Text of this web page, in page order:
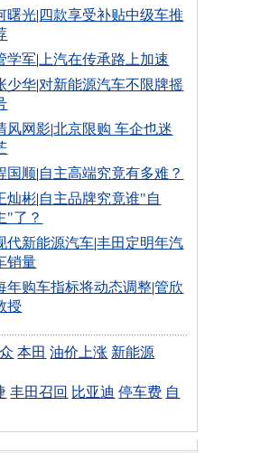
曙光| 四款享受补贴中级车推
学军| 上汽在传承路上加速
少华|对新能源汽车不限牌摇
风网影|北京限购 车企也迷
国顺|自主高端究竟有多难？
灿彬|自主品牌究竟谁"自
"了？
代新能源汽车|丰田定明年汽
销量
年购车指标将动态调整|管欣
授
本田 油价上涨 新能源
丰田召回 比亚迪 停车费 自